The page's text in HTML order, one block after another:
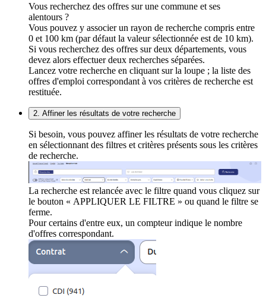
Vous recherchez des offres sur une commune et ses
alentours ?
Vous pouvez y associer un rayon de recherche compris entre
0 et 100 km (par défaut la valeur sélectionnée est de 10 km).
Si vous recherchez des offres sur deux départements, vous
devez alors effectuer deux recherches séparées.
Lancez votre recherche en cliquant sur la loupe ; la liste des
offres d'emploi correspondant à vos critères de recherche est
restituée.
2. Affiner les résultats de votre recherche
Si besoin, vous pouvez affiner les résultats de votre recherche
en sélectionnant des filtres et critères présents sous les critères
de recherche.
La recherche est relancée avec le filtre quand vous cliquez sur
le bouton « APPLIQUER LE FILTRE » ou quand le filtre se
ferme.
Pour certains d'entre eux, un compteur indique le nombre
d'offres correspondant.